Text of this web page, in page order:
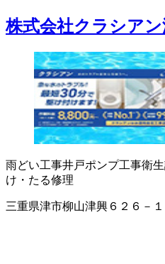
株式会社クラシア
雨どい工事井戸ポンプ工事衛
け・たる修理
三重県津市柳山津興６２６－１